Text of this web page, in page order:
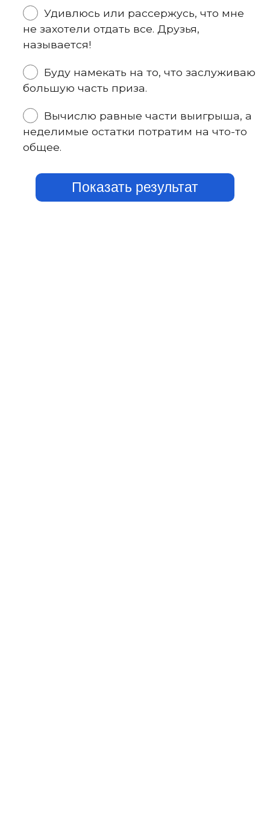
Удивлюсь или рассержусь, что мне
не захотели отдать все. Друзья,
называется!
Буду намекать на то, что заслуживаю
большую часть приза.
Вычислю равные части выигрыша, а
неделимые остатки потратим на что-то
общее.